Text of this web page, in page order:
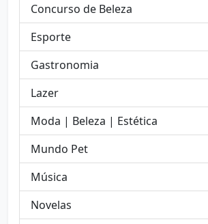
Concurso de Beleza
Esporte
Gastronomia
Lazer
Moda | Beleza | Estética
Mundo Pet
Música
Novelas